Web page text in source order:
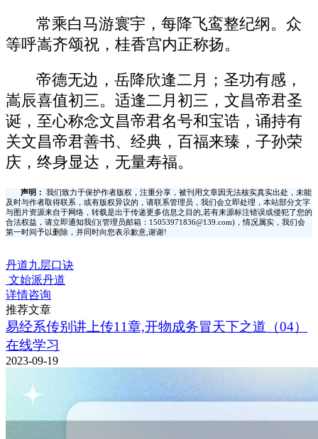
常乘白马游寰宇，每降飞鸾整纪纲。众
等呼嵩齐颂祝，桂香宫内正称扬。
帝德无边，岳降欣逢二月；圣功有感，
嵩辰喜值初三。适逢二月初三，文昌帝君圣
诞，至心称念文昌帝君名号和宝诰，诵持有
关文昌帝君善书、经典，百福来臻，子孙荣
庆，终身显达，无量寿福。
声明：
我们致力于保护作者版权，注重分享，被刊用文章因无法核实真实出处，未能
及时与作者取得联系，或有版权异议的，请联系管理员，我们会立即处理，本站部分文字
与图片资源来自于网络，转载是出于传递更多信息之目的,若有来源标注错误或侵犯了您的
合法权益，请立即通知我们(管理员邮箱：15053971836@139.com)，情况属实，我们会
第一时间予以删除，并同时向您表示歉意,谢谢!
丹道九层口诀
文始派丹道
详情咨询
推荐文章
易经系传别讲上传11章,开物成务冒天下之道（04）
在线学习
2023-09-19